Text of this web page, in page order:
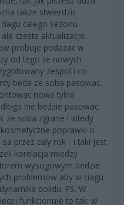
takze stwierdzic
calego sezonu
czeste aktualizacje.
probuje podazac w
od tego ile nowych
zespol i co
beda ze soba pasowac.
nowe tylne
nie bedzie pasowac.
ze soba zgrane i wtedy
poprawki o
przez caly rok - i taki jest
korelacja miedzy
wyscigowym bedzie
problemow aby w ciagu
bolidu. PS. W
funkcjonuje to tak: w